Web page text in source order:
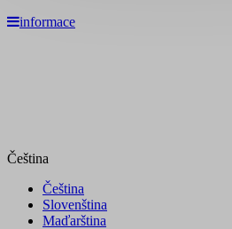
informace
Čeština
Čeština
Slovenština
Maďarština